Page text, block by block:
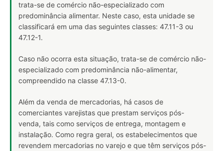
trata-se de comércio não-especializado com
predominância alimentar. Neste caso, esta unidade se
classificará em uma das seguintes classes: 47.11-3 ou
47.12-1.
Caso não ocorra esta situação, trata-se de comércio não-
especializado com predominância não-alimentar,
compreendido na classe 47.13-0.
Além da venda de mercadorias, há casos de
comerciantes varejistas que prestam serviços pós-
venda, tais como serviços de entrega, montagem e
instalação. Como regra geral, os estabelecimentos que
revendem mercadorias no varejo e que têm serviços pós-